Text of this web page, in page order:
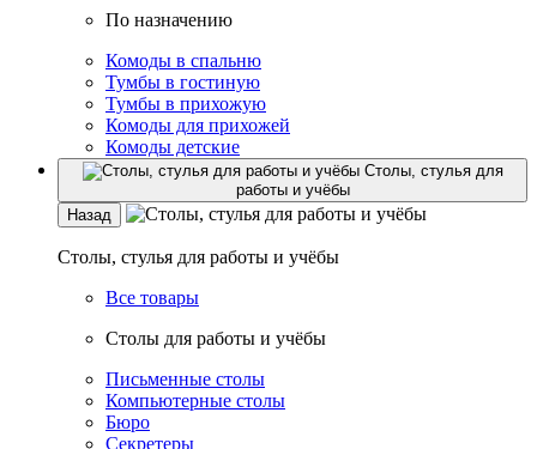
По назначению
Комоды в спальню
Тумбы в гостиную
Тумбы в прихожую
Комоды для прихожей
Комоды детские
Столы, стулья для
работы и учёбы
Назад
Столы, стулья для работы и учёбы
Все товары
Столы для работы и учёбы
Письменные столы
Компьютерные столы
Бюро
Секретеры